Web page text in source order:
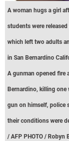
A woman hugs a girl
students were
which left two adults
in San Bernardino
A gunman opened fire
Bernardino, killing
gun on himself, police
their conditions were
/ AFP PHOTO / Robyn